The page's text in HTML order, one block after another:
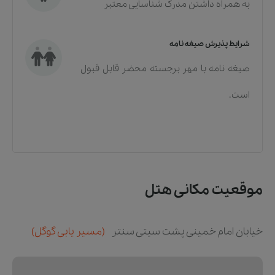
به همراه داشتن مدرک شناسایی معتبر
شرایط پذیرش صیغه نامه
صیغه نامه با مهر برجسته محضر قابل قبول
است.
موقعیت مکانی هتل
خیابان امام خمینی پشت سیتی سنتر (مسیر یابی گوگل)